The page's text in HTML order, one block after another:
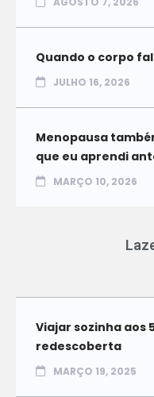
Quando o corpo
JULHO 16, 2026
Menopausa
que eu aprendi
MARÇO 10, 2026
Viajar sozinha aos
redescoberta
MARÇO 19, 2025